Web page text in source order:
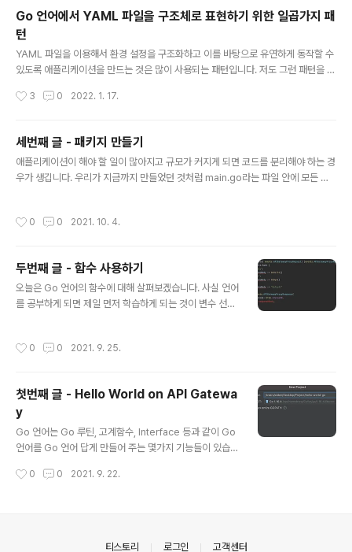
Go 언어에서 YAML 파일을 구조체로 표현하기 위한 일곱가지 패
턴
YAML 파일을 이용해서 환경 설정을 구조화하고 이를 바탕으로 유연하게 동작할 수
있도록 애플리케이션을 만드는 것은 많이 사용되는 패턴입니다. 저도 그런 패턴을 좋
코드에서는 YAML 파일을 읽은 후 이터레이션을 돌거나 값을 참조하는 형태로 구현
리케이션의 코드가 훨씬 가독성이 높아지게 됩니다. 하지만 YAML 파일을 이용한 설
정들의 패턴이 워낙 다양하다 보니 필요할 때마다 구글에서 찾아보거나 하는 경우가
많습니다. 그래서 오늘은 제가 그동안 애플리케이션을 만들면서 만났던 다양한 YA
ML 파일들의 패턴을 살펴보고 이를 구조체로 표현하는 방법에 ..
3 0 2022. 1. 17.
세번째 글 - 패키지 만들기
애플리케이션이 해야 할 일이 많아지고 규모가 커지게 되면 코드를 분리해야 하는 경
우가 생깁니다. 우리가 지금까지 만들었던 것처럼 main.go라는 파일 안에 모든 로
init__. py라는 파일을 만들어서 패키지화를 할 수 있습니다. 비슷한 방법으로 Go
로는 파이썬 보다 훨씬 편하다고 생각합니다. 그리고 Go 언어가 가지는 여러 가지
특징 중 하나가 손쉬운 패키지화라고도 생각합니다. 이번 글에서는 우리가 앞에서 다
뤘던 애플리케이션을 패키지화해서 관리하는 방법에 대해..
0 0 2021. 10. 4.
두번째 글 - 함수 사용하기
오늘은 Go 언어의 함수에 대해 살펴보겠습니다. 사실 언어
를 공부하게 되면 제일 먼저 학습하게 되는 것이 변수 선언
ateway의 코드(https://fallwalker.tistory.com/4) 를
애플리케이션은 람다로 실행되고 앞단의 HTTP 요청은 A
PI Gateway가 처리해 주기 때문에 Header와 Path와
같은 HTTP와 관련된 데이터들은 인자로 받을 수 있습니
다. handler() 함수에서 인자로 받고 있는 events.APIG
0 0 2021. 9. 25.
첫번째 글 - Hello World on API Gatewa
y
Go 언어는 Go 루틴, 고계함수, Interface 등과 같이 Go
언어를 Go 언어 답게 만들어 주는 몇가지 기능들이 있습니
도 하지만 그만큼 강력하게 만들어 주기도 하죠. 하지만 이
하면서도 확장성 높은 API 서버 혹은 배치 작업들을 만들
0 0 2021. 9. 22.
티스토리 로그인 고객센터